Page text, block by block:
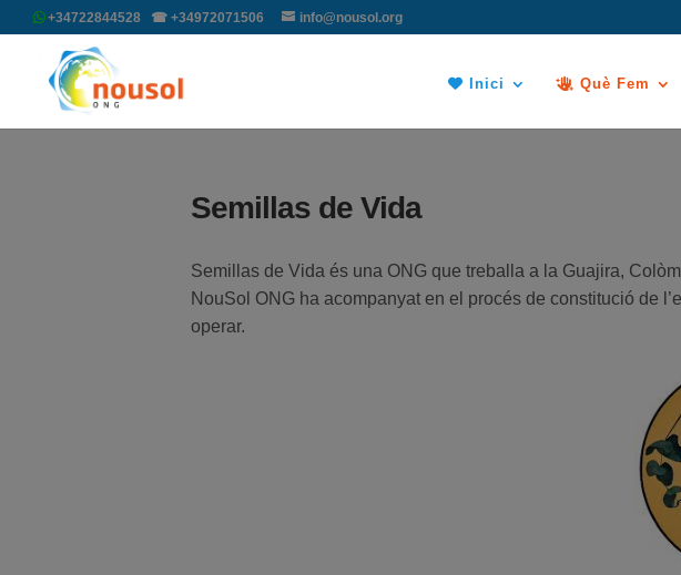
+34722844528 ☎ +34972071506 info@nousol.org
Inici Què Fem
Semillas de Vida
Semillas de Vida és una ONG que treballa a la Guajira,
NouSol ONG ha acompanyat en el procés de constitució de
operar.